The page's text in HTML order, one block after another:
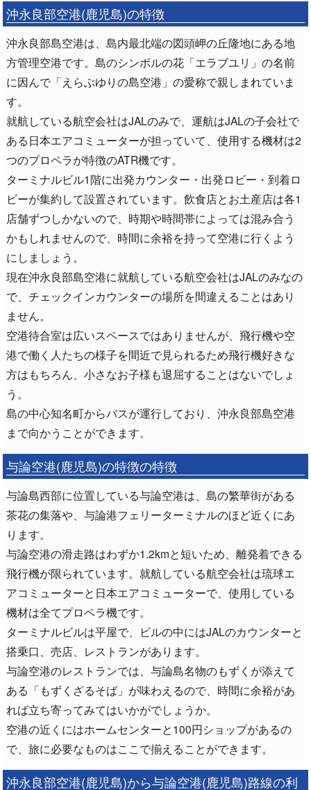
沖永良部空港(鹿児島)の特徴
沖永良部島空港は、島内最北端の図頭岬の丘隆地にある地
方管理空港です。島のシンボルの花「エラブユリ」の名前
に因んで「えらぶゆりの島空港」の愛称で親しまれていま
す。
就航している航空会社はJALのみで、運航はJALの子会社で
ある日本エアコミューターが担っていて、使用する機材は2
つのプロペラが特徴のATR機です。
ターミナルビル1階に出発カウンター・出発ロビー・到着ロ
ビーが集約して設置されています。飲食店とお土産店は各1
店舗ずつしかないので、時期や時間帯によっては混み合う
かもしれませんので、時間に余裕を持って空港に行くよう
にしましょう。
現在沖永良部島空港に就航している航空会社はJALのみなの
で、チェックインカウンターの場所を間違えることはあり
ません。
空港待合室は広いスペースではありませんが、飛行機や空
港で働く人たちの様子を間近で見られるため飛行機好きな
方はもちろん、小さなお子様も退屈することはないでしょ
う。
島の中心知名町からバスが運行しており、沖永良部島空港
まで向かうことができます。
与論空港(鹿児島)の特徴の特徴
与論島西部に位置している与論空港は、島の繁華街がある
茶花の集落や、与論港フェリーターミナルのほど近くにあ
ります。
与論空港の滑走路はわずか1.2kmと短いため、離発着できる
飛行機が限られています。就航している航空会社は琉球エ
アコミューターと日本エアコミューターで、使用している
機材は全てプロペラ機です。
ターミナルビルは平屋で、ビルの中にはJALのカウンターと
搭乗口、売店、レストランがあります。
与論空港のレストランでは、与論島名物のもずくが添えて
ある「もずくざるそば」が味わえるので、時間に余裕があ
れば立ち寄ってみてはいかがでしょうか。
空港の近くにはホームセンターと100円ショップがあるの
で、旅に必要なものはここで揃えることができます。
沖永良部空港(鹿児島)から与論空港(鹿児島)路線の利